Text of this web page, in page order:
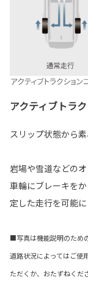
アクティブトラ
スリップ状態から素
岩場や雪道などの
車輪にブレーキを
定した走行を可能に
■写真は機能説明のため
道路状況によってはご使
ただくか、おたずねくだ